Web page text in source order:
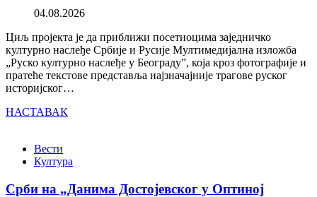
04.08.2026
Циљ пројекта је да приближи посетиоцима заједничко
културно наслеђе Србије и Русије Мултимедијална изложба
„Руско културно наслеђе у Београду”, која кроз фотографије и
пратеће текстове представља најзначајније трагове руског
историјског…
НАСТАВАК
Вести
Култура
Срби на „Данима Достојевског у Оптиној